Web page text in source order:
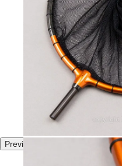
Previous